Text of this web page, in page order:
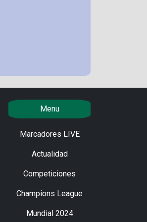
Menu
Marcadores LIVE
Actualidad
Competiciones
Champions League
Mundial 2024